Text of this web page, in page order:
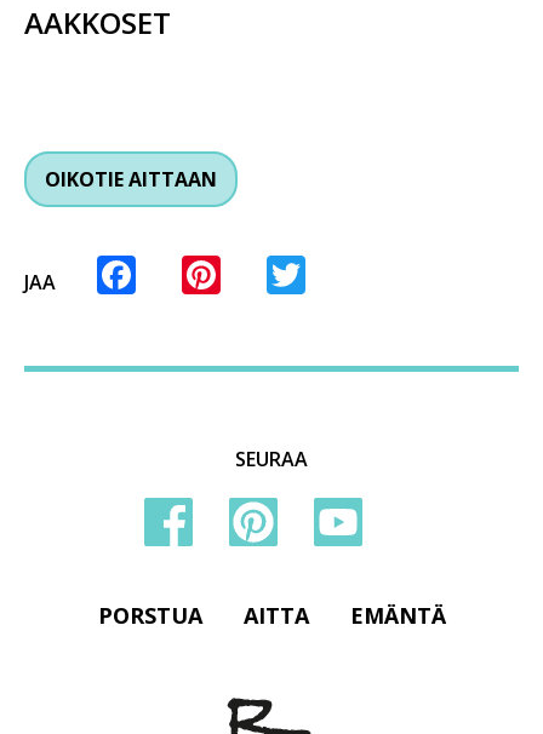
AAKKOSET
OIKOTIE AITTAAN
JAA Facebook
Pinterest
SEURAA
PORSTUA AITTA EMÄNTÄ